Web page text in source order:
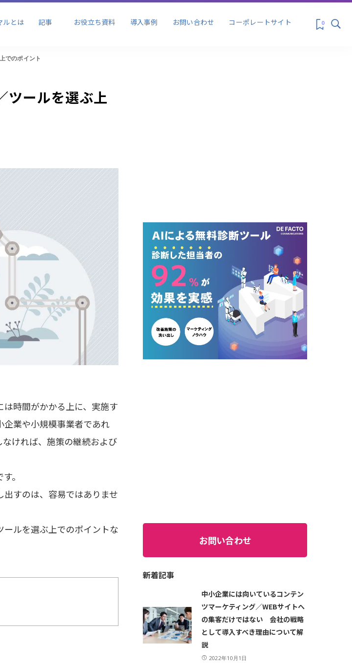
ルとは 記事
ブランディング
お役立ち資料 導入事例 お問い合わせ コーポレートサイト 0
ブランディング
セールス&プロモーシ
ョン
マーケティング
でのポイント
ツールを選ぶ上
時間がかかる上に、実施す
企業や小規模事業者であれ
ければ、施策の継続および
。
すのは、容易ではありませ
ルを選ぶ上でのポイントな
お問い合わせ
新着記事
中小企業には向いているコンテン
ツマーケティング／WEBサイトへ
の集客だけではない 会社の戦略
として導入すべき理由について解
説
2022年10月1日